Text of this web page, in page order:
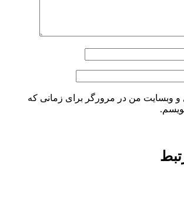
و وبسایت من در مرورگر برای زمانی که